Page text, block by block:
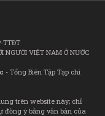
TTĐT
NGƯỜI VIỆT NAM Ở NƯỚC
- Tổng Biên Tập Tạp chí
trên website này; chỉ
ý bằng văn bản của